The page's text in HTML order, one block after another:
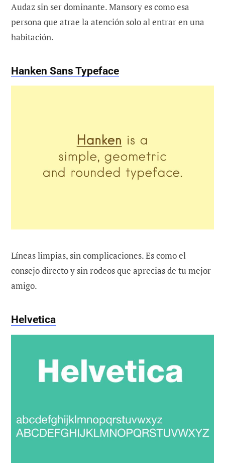
Audaz sin ser dominante. Mansory es como esa
persona que atrae la atención solo al entrar en una
habitación.
Hanken Sans Typeface
Líneas limpias, sin complicaciones. Es como el
consejo directo y sin rodeos que aprecias de tu mejor
amigo.
Helvetica